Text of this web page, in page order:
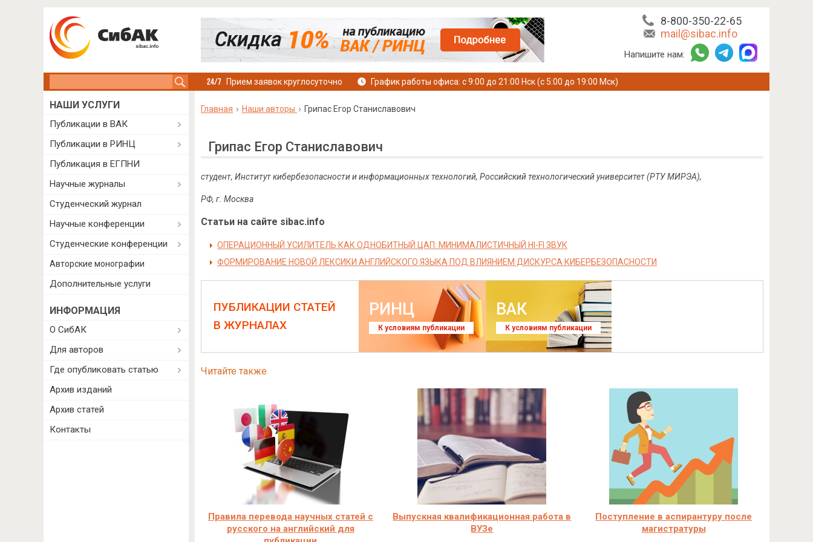
8-800-350-22-65
mail@sibac.info
Напишите нам:
Прием заявок круглосуточно График работы офиса: с 9:00 до 21:00 Нск (с 5:00 до 19:00 Мск)
Главная Наши авторы Грипас Егор Станиславович
Грипас Егор Станиславович
студент, Институт кибербезопасности и информационных технологий, Российский технологический университет (РТУ МИРЭА),
РФ, г. Москва
Статьи на сайте sibac.info
ОПЕРАЦИОННЫЙ УСИЛИТЕЛЬ КАК ОДНОБИТНЫЙ ЦАП: МИНИМАЛИСТИЧНЫЙ HI-FI ЗВУК
ФОРМИРОВАНИЕ НОВОЙ ЛЕКСИКИ АНГЛИЙСКОГО ЯЗЫКА ПОД ВЛИЯНИЕМ ДИСКУРСА КИБЕРБЕЗОПАСНОСТИ
ПУБЛИКАЦИИ СТАТЕЙ
В ЖУРНАЛАХ
РИНЦ
К условиям публикации
ВАК
К условиям публикации
Читайте также
Правила перевода научных статей с
русского на английский для
Выпускная квалификационная работа в
ВУЗе
Поступление в аспирантуру после
магистратуры
НАШИ УСЛУГИ
Публикации в ВАК
Публикации в РИНЦ
Публикация в ЕГПНИ
Научные журналы
Студенческий журнал
Научные конференции
Студенческие конференции
Авторские монографии
Дополнительные услуги
ИНФОРМАЦИЯ
О СибАК
Для авторов
Где опубликовать статью
Архив изданий
Архив статей
Контакты